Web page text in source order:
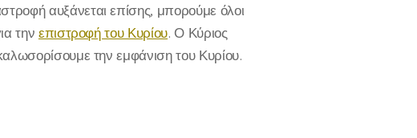
αυξάνεται επίσης, μπορούμε όλοι
την επιστροφή του Κυρίου. Ο Κύριος
την εμφάνιση του Κυρίου.